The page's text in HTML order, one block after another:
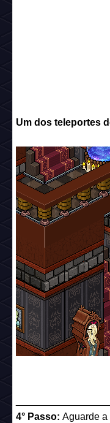
Um dos teleportes
4° Passo: Aguarde a